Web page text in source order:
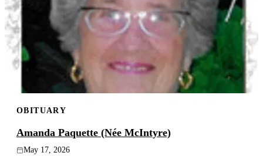
OBITUARY
Amanda Paquette (Née McIntyre)
May 17, 2026